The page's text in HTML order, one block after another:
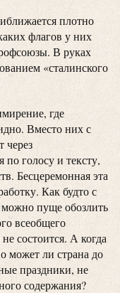
плотно
флагов у них
В руках
«сталинского
где
Вместо них с
через
по голосу и тексту,
Бесцеремонная эта
Как будто с
можно пуще обозлить
всеобщего
состоится. А когда
может ли страна до
праздники, не
содержания?